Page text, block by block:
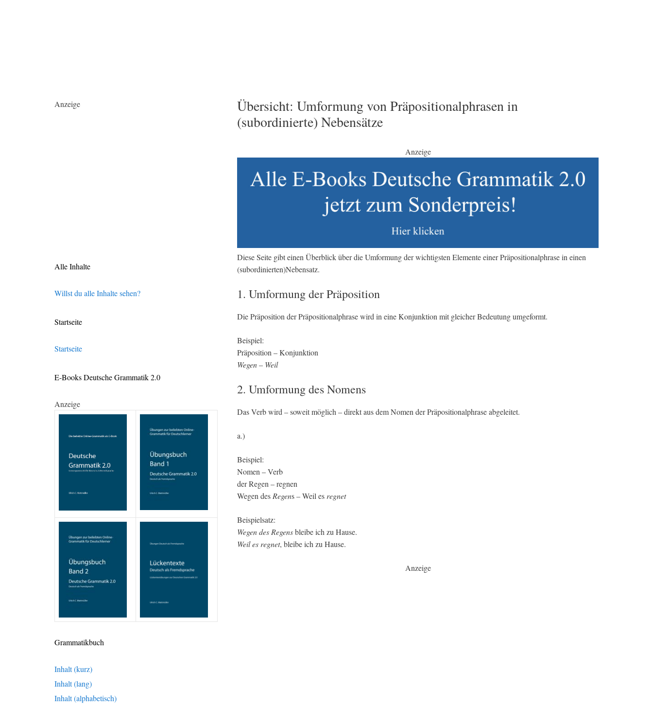
Übersicht: Umformung von Präpositionalphrasen in
(subordinierte) Nebensätze
Anzeige
Diese Seite gibt einen Überblick über die Umformung der wichtigsten Elemente einer Präpositionalphrase in einen
(subordinierten)Nebensatz.
1. Umformung der Präposition
Die Präposition der Präpositionalphrase wird in eine Konjunktion mit gleicher Bedeutung umgeformt.
Beispiel:
Präposition – Konjunktion
Wegen– Weil
2. Umformung des Nomens
Das Verb wird – soweit möglich – direkt aus dem Nomen der Präpositionalphrase abgeleitet.
a.)
Beispiel:
Nomen – Verb
der Regen – regnen
Wegen desRegens – Weil esregnet
Beispielsatz:
Wegen des Regensbleibe ich zu Hause.
Weil es regnet, bleibe ich zu Hause.
Anzeige
Anzeige
Alle Inhalte
Willst du alle Inhalte sehen?
Startseite
Startseite
E-Books Deutsche Grammatik 2.0
Anzeige
Grammatikbuch
Inhalt (kurz)
Inhalt (lang)
Inhalt (alphabetisch)